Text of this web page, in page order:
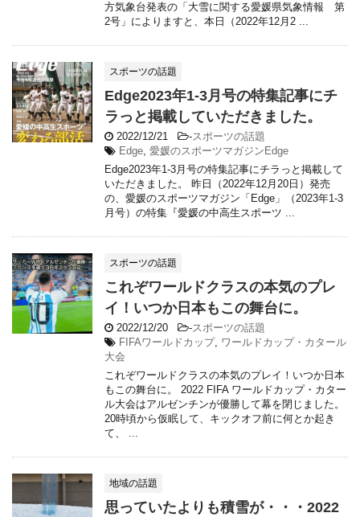
方気象台発表の「大雪に関する愛媛県気象情報 第
2号」によりますと、本日（2022年12月2 ...
スポーツの話題
Edge2023年1-3月号の特集記事にチ
ラっと掲載していただきました。
2022/12/21 -スポーツの話題
Edge, 愛媛のスポーツマガジンEdge
Edge2023年1-3月号の特集記事にチラっと掲載して
いただきました。 昨日（2022年12月20日）発売
の、愛媛のスポーツマガジン「Edge」（2023年1-3
月号）の特集『愛媛の中高生スポーツ ...
スポーツの話題
これぞワールドクラスの本気のプレ
イ！いつか日本もこの舞台に。
2022/12/20 -スポーツの話題
FIFAワールドカップ, ワールドカップ・カタール
大会
これぞワールドクラスの本気のプレイ！いつか日本
もこの舞台に。 2022 FIFA ワールドカップ・カター
ル大会はアルゼンチンが優勝して幕を閉じました。
20時頃から仮眠して、キックオフ前に何とか起き
て、 ...
地域の話題
思っていたよりも積雪が・・・2022